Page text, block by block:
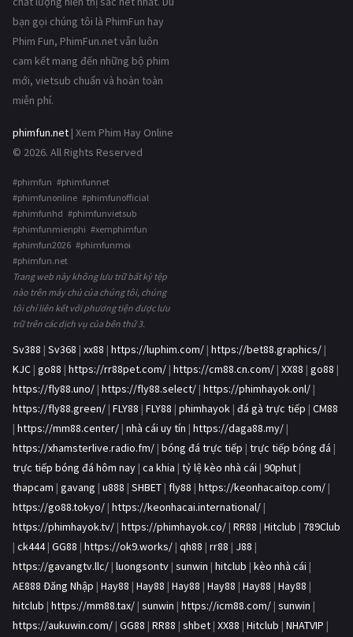
bạn gọi chúng tôi là PhimFun hay
Phim Fun, PhimFun.net vẫn luôn
cam kết mang đến những bộ phim
mới, vietsub chuẩn và hoàn toàn
miễn phí.
phimfun.net | Xem Phim Hay Online
© 2026. All Rights Reserved
#phimfun #phimfunnet
#phimfunonline #phimfunofficial
#phimfunhd #phimfunvietsub
#phimfunmienphi #xemphimfun
#phimfun2026 #phimfunmoi
#phimfun.net
Trang web này không lưu trữ bất kỳ tệp
nào trên máy chủ của chúng tôi, chúng
tôi chỉ liên kết với phương tiện được lưu
trữ trên các dịch vụ của bên thứ 3.
Sv388 | Sv368 | xx88 | https://luphim.com/ | https://bet88.graphics/ |
KJC | go88 | https://rr88pet.com/ | https://cm88.cn.com/ | XX88 | go88 |
https://fly88.uno/ | https://fly88.select/ | https://phimhayok.onl/ |
https://fly88.green/ | FLY88 | FLY88 | phimhayok | đá gà trực tiếp | CM88
| https://mm88.center/ | nhà cái uy tín | https://daga88.my/ |
https://xhamsterlive.radio.fm/ | bóng đá trực tiếp | trực tiếp bóng đá |
trực tiếp bóng đá hôm nay | ca khia | tỷ lệ kèo nhà cái | 90phut |
thapcam | gavang | u888 | SHBET | fly88 | https://keonhacaitop.com/ |
https://go88.tokyo/ | https://keonhacai.international/ |
https://phimhayok.tv/ | https://phimhayok.co/ | RR88 | Hitclub | 789Club
| ck444| GG88 | https://ok9.works/ | qh88 | rr88 | J88 |
https://gavangtv.llc/ | luongsontv | sunwin | hitclub | kèo nhà cái |
AE888 Đăng Nhập | Hay88 | Hay88 | Hay88 | Hay88 | Hay88 | Hay88 |
hitclub | https://mm88.tax/ | sunwin | https://icm88.com/ | sunwin |
https://aukuwin.com/ | GG88 | RR88 | shbet | XX88 | Hitclub | NHATVIP |